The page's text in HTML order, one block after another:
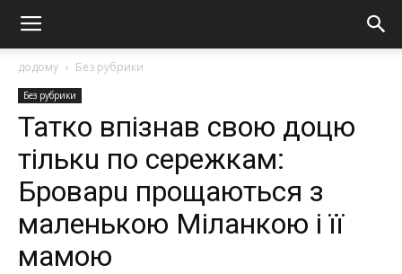
додому Без рубрики
Без рубрики
Татко впізнав свою доцю
тількu по сережкам:
Броварu прощаються з
маленькою Міланкою і її
мамою